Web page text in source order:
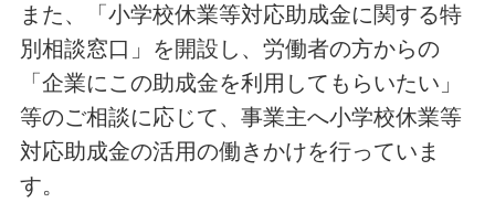
また、「小学校休業等対応助成金に関する特
別相談窓口」を開設し、労働者の方からの
「企業にこの助成金を利用してもらいたい」
等のご相談に応じて、事業主へ小学校休業等
対応助成金の活用の働きかけを行っていま
す。